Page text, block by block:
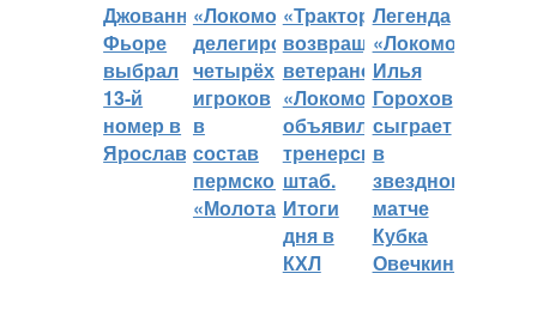
Джованни
Фьоре
выбрал
13-й
номер в
Ярославле
«Локомотив»
делегировал
четырёх
игроков
в
состав
пермского
«Молота»
«Трактор»
возвращает
ветеранов,
«Локомотив»
объявил
тренерский
штаб.
Итоги
дня в
КХЛ
Легенда
«Локомотива»
Илья
Горохов
сыграет
в
звездном
матче
Кубка
Овечкина